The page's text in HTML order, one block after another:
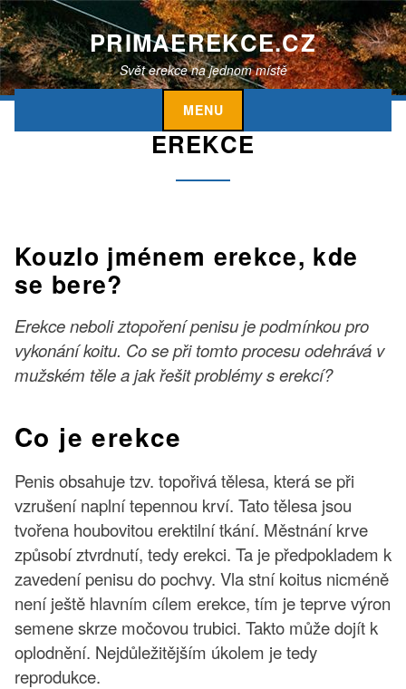
S
k
i
p
t
PRIMAEREKCE.CZ
Svět erekce na jednom místě
MENU
EREKCE
Kouzlo jménem erekce, kde
se bere?
Erekce neboli ztopoření penisu je podmínkou pro
vykonání koitu. Co se při tomto procesu odehrává v
mužském těle a jak řešit problémy s erekcí?
Co je erekce
Penis obsahuje tzv. topořivá tělesa, která se při
vzrušení naplní tepennou krví. Tato tělesa jsou
tvořena houbovitou erektilní tkání. Městnání krve
způsobí ztvrdnutí, tedy erekci. Ta je předpokladem k
zavedení penisu do pochvy. Vla stní koitus nicméně
není ještě hlavním cílem erekce, tím je teprve výron
semene skrze močovou trubici. Takto může dojít k
oplodnění. Nejdůležitějším úkolem je tedy
reprodukce.